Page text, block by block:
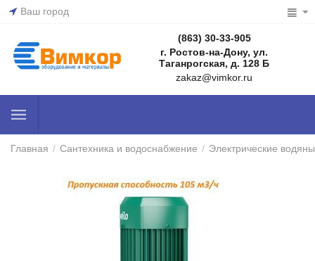
Ваш город
(863) 30-33-905
г. Ростов-на-Дону, ул.
Таганрогская, д. 128 Б
zakaz@vimkor.ru
Главная / Сантехника и водоснабжение / Электрические